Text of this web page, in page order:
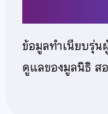
ข้อมูลทำเนียบรุ่น
ดูแลของมูลนิธิ ส